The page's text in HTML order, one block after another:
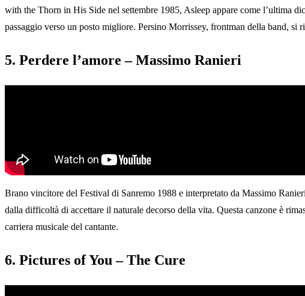
with the Thorn in His Side nel settembre 1985, Asleep appare come l’ultima
passaggio verso un posto migliore. Persino Morrissey, frontman della band,
5. Perdere l’amore – Massimo Ranieri
Brano vincitore del Festival di Sanremo 1988 e interpretato da Massimo
dalla difficoltà di accettare il naturale decorso della vita. Questa canzone è
carriera musicale del cantante.
6. Pictures of You – The Cure